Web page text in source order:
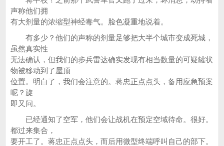
声称他们拥
有大剂量的浓缩型神经毒气。脸色凝重地说着。
有多少？他们的声称的剂量足够把大半个城市变成死城，
虽然真实性
无法确认，但我们的步兵雷达确实发现有相当数量的可疑罐状
物被移动到了屋顶
位置。明白了，我们会注意的。蒋忠正点点头，备用应急预案
呢？旋
即又问。
已经通知了空军，他们会让战机在预定空域待命。很好。
都过来集合，
要开工了。蒋忠正点点头，而后用微型终端呼叫自己的部下。